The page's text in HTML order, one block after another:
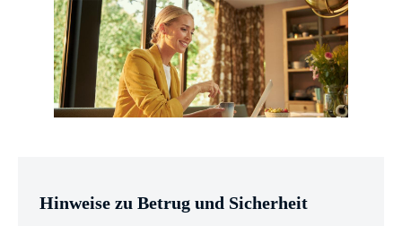
Hinweise zu Betrug und Sicherheit